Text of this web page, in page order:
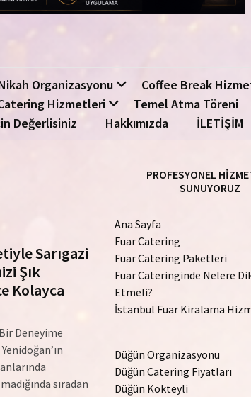
Organizasyonu
Coffee Break
Hizmetleri
Temel Atma Töreni
Değerlisiniz Hakkımızda İLETİŞİM
Sarıgazi
Şık
Kolayca
Deneyime
sıradan
PROFESYONEL
SUNUYORUZ
Ana Sayfa
Fuar Catering
Fuar Catering Paketleri
Fuar Cateringinde Nelere
Etmeli?
İstanbul Fuar Kiralama
Düğün Organizasyonu
Düğün Catering Fiyatları
Düğün Kokteyli